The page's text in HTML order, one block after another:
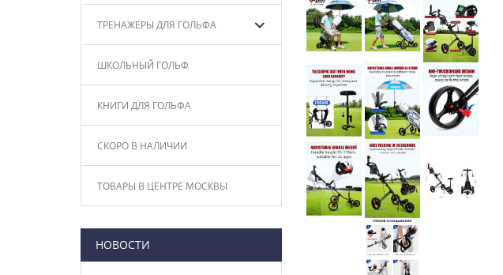
ТРЕНАЖЕРЫ ДЛЯ ГОЛЬФА
ШКОЛЬНЫЙ ГОЛЬФ
КНИГИ ДЛЯ ГОЛЬФА
СКОРО В НАЛИЧИИ
ТОВАРЫ В ЦЕНТРЕ МОСКВЫ
НОВОСТИ